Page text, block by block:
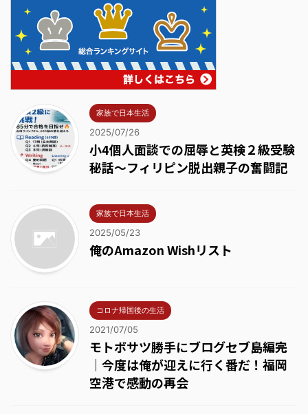
家族で日本生活
2025/07/26
小4個人面談での屈辱と英検２級受験
秘話～フィリピン脱出親子の奮闘記
家族で日本生活
2025/05/23
俺のAmazon Wishリスト
コロナ帰国後の生活
2021/07/05
モトボサツ勝手にブログセブ島編完
｜今度は俺が迎えに行く番だ！福岡
空港で感動の再会